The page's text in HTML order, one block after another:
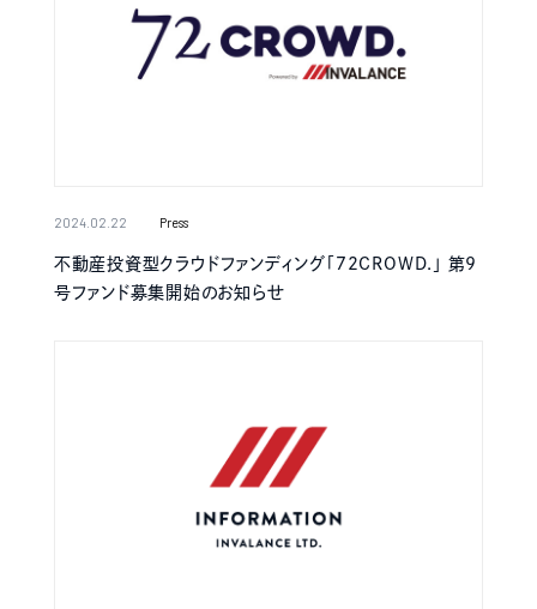
2024.02.22 Press
不動産投資型クラウドファンディング「72CROWD.」 第9
号ファンド募集開始のお知らせ